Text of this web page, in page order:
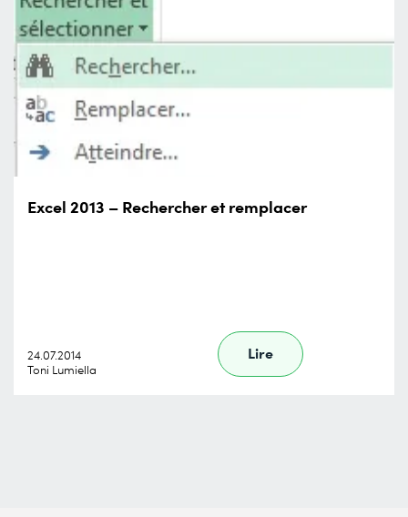
Excel 2013 – Rechercher et remplacer
24.07.2014
Toni Lumiella
Lire